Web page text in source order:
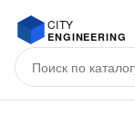
CITY
ENGINEERING